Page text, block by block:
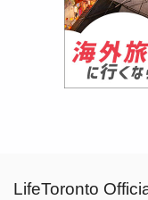
LifeToronto